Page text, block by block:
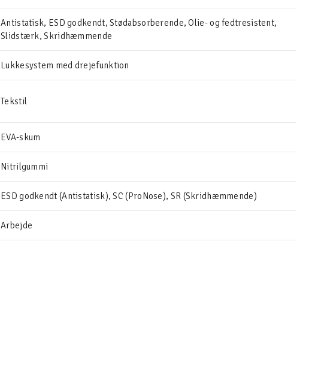
Antistatisk, ESD godkendt, Stødabsorberende, Olie- og fedtresistent,
Slidstærk, Skridhæmmende
Lukkesystem med drejefunktion
Tekstil
EVA-skum
Nitrilgummi
ESD godkendt (Antistatisk), SC (ProNose), SR (Skridhæmmende)
Arbejde